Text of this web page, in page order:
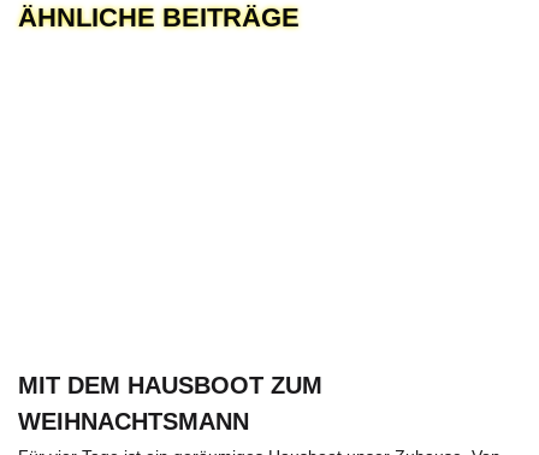
ÄHNLICHE BEITRÄGE
MIT DEM HAUSBOOT ZUM
WEIHNACHTSMANN